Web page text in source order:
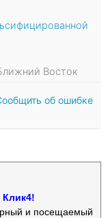
Восток
об ошибке
и посещаемый